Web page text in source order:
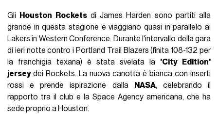
Gli Houston Rocketsdi James Harden sono partiti alla
grande in questa stagione e viaggiano quasi in parallelo ai
Lakers in Western Conference. Durante l'intervallo della gara
di ieri notte contro i Portland Trail Blazers (finita 108-132 per
la franchigia texana) è stata svelata la 'City Edition'
jerseydei Rockets. La nuova canotta è bianca con inserti
rossi e prende ispirazione dalla
NASA, celebrando il
rapporto tra il club e la Space Agency americana, che ha
sede proprio a Houston.